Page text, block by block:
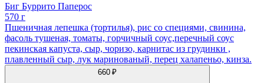
Биг Буррито Паперос
570 г
Пшеничная лепешка (тортилья), рис со специями, свинина,
фасоль тушеная, томаты, горчичный соус,перечный соус
пекинская капуста, сыр, чоризо, карнитас из грудинки ,
плавленный сыр, лук маринованый, перец халапеньо, кинза.
660 ₽